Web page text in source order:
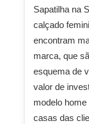
Sapatilha na
calçado
encontram
marca, que
esquema de
valor de
modelo
casas das